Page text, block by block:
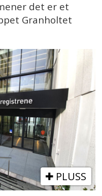
det er et
Granholtet
PLUSS